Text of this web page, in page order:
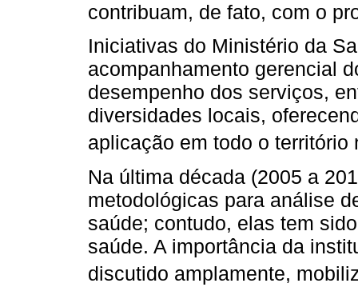
contribuam, de fato, com o
Iniciativas do Ministério da
acompanhamento gerencial
desempenho dos serviços,
diversidades locais,
aplicação em todo o território
Na última década (2005 a
metodológicas para análise
saúde; contudo, elas tem
saúde. A importância da
discutido amplamente,